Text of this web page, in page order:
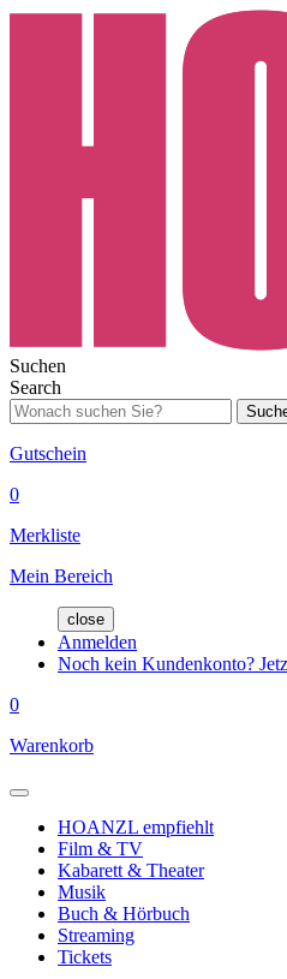
Suchen
Search
Gutschein
0
Merkliste
Mein Bereich
close
Anmelden
Noch kein Kundenkonto?
0
Warenkorb
HOANZL empfiehlt
Film & TV
Kabarett & Theater
Musik
Buch & Hörbuch
Streaming
Tickets